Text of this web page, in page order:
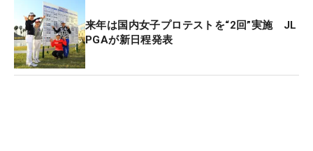
来年は国内女子プロテストを“2回”実施 JL
PGAが新日程発表